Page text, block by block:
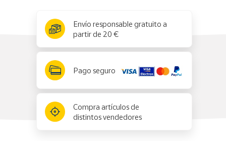
Envío responsable gratuito a
partir de 20 €
Pago seguro
Compra artículos de
distintos vendedores